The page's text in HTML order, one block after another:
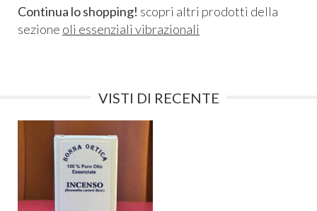
Continua lo shopping! scopri altri prodotti della
sezione oli essenziali vibrazionali
VISTI DI RECENTE